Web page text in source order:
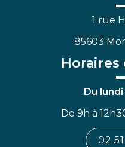
1 rue
85603
Horaires
Du
De 9h à
02